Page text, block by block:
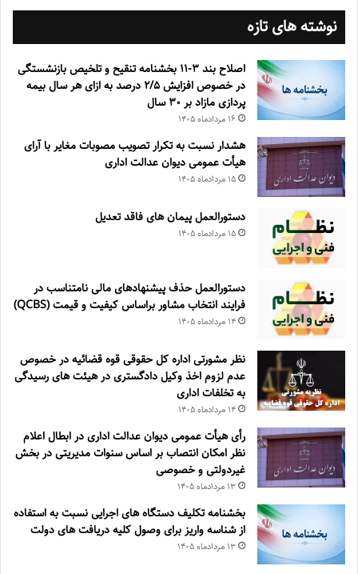
نوشته های تازه
اصلاح بند ۳‏-۱۱ بخشنامه تنقیح و تلخیص بازنشستگی
در خصوص افزایش ۵‏‏‏‏‏‏‏‏‏/۲ درصد به ازای هر سال بیمه
پردازی مازاد بر ۳۰‏ سال
۱۶ مرداد‌ماه ۱۴۰۵
هشدار نسبت به تکرار تصویب مصوبات مغایر با آرای
هیأت عمومی دیوان عدالت اداری
۱۵ مرداد‌ماه ۱۴۰۵
دستورالعمل پیمان های فاقد تعدیل
۱۵ مرداد‌ماه ۱۴۰۵
دستورالعمل حذف پيشنهادهای مالی نامتناسب در
فرايند انتخاب مشاور براساس كيفيت و قيمت (QCBS)
۱۴ مرداد‌ماه ۱۴۰۵
نظر مشورتی اداره کل حقوقی قوه قضائیه در خصوص
عدم لزوم اخذ وکیل دادگستری در هیئت های رسیدگی
به تخلفات اداری
۱۴ مرداد‌ماه ۱۴۰۵
رأی هیأت عمومی دیوان عدالت اداری در ابطال اعلام
نظر امکان انتصاب بر اساس سنوات مدیریتی در بخش
غیردولتی و خصوصی
۱۳ مرداد‌ماه ۱۴۰۵
بخشنامه تکلیف دستگاه های اجرایی نسبت به استفاده
از شناسه واریز برای وصول کلیه دریافت های دولت
۱۳ مرداد‌ماه ۱۴۰۵